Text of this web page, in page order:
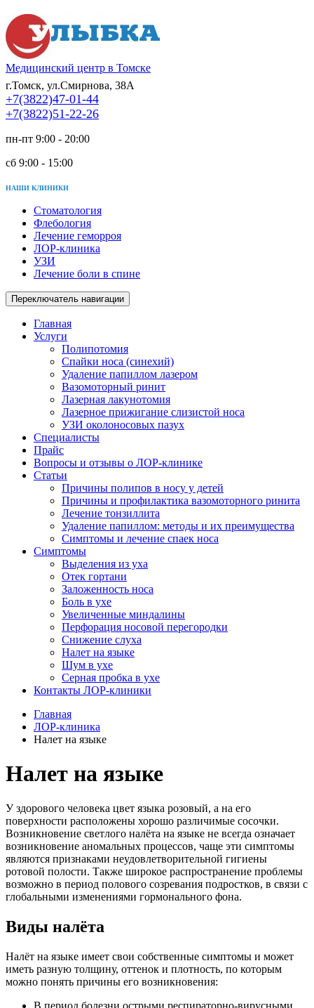
Медицинский центр в Томске
г.Томск, ул.Смирнова, 38А
+7(3822)47-01-44
+7(3822)51-22-26
пн-пт 9:00 - 20:00
сб 9:00 - 15:00
НАШИ КЛИНИКИ
Стоматология
Флебология
Лечение геморроя
ЛОР-клиника
УЗИ
Лечение боли в спине
Переключатель навигации
Главная
Услуги
Полипотомия
Спайки носа (синехий)
Удаление папиллом лазером
Вазомоторный ринит
Лазерная лакунотомия
Лазерное прижигание слизистой носа
УЗИ околоносовых пазух
Специалисты
Прайс
Вопросы и отзывы о ЛОР-клинике
Статьи
Причины полипов в носу у детей
Причины и профилактика вазомоторного ринита
Лечение тонзиллита
Удаление папиллом: методы и их преимущества
Симптомы и лечение спаек носа
Симптомы
Выделения из уха
Отек гортани
Заложенность носа
Боль в ухе
Увеличенные миндалины
Перфорация носовой перегородки
Снижение слуха
Налет на языке
Шум в ухе
Серная пробка в ухе
Контакты ЛОР-клиники
Главная
ЛОР-клиника
Налет на языке
Налет на языке
У здорового человека цвет языка розовый, а на его
поверхности расположены хорошо различимые сосочки.
Возникновение светлого налёта на языке не всегда означает
возникновение аномальных процессов, чаще эти симптомы
являются признаками неудовлетворительной гигиены
ротовой полости. Также широкое распространение проблемы
возможно в период полового созревания подростков, в связи с
глобальными изменениями гормонального фона.
Виды налёта
Налёт на языке имеет свои собственные симптомы и может
иметь разную толщину, оттенок и плотность, по которым
можно понять причины его возникновения:
В период болезни острыми респираторно-вирусными